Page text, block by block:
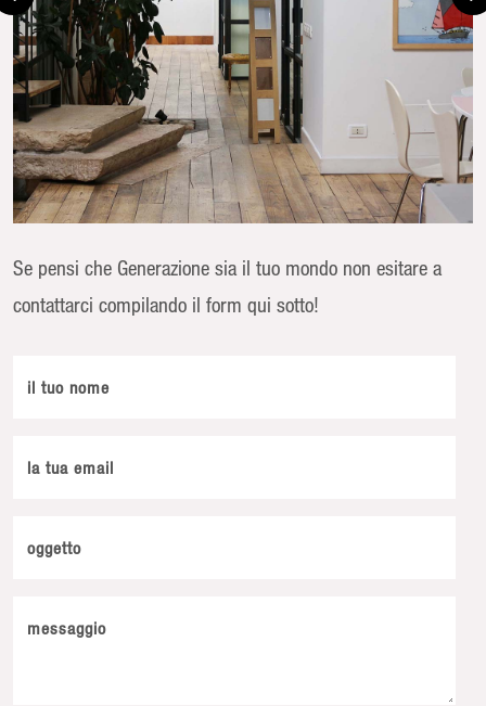
Se pensi che Generazione sia il tuo mondo non esitare a
contattarci compilando il form qui sotto!
il tuo nome
la tua email
oggetto
messaggio